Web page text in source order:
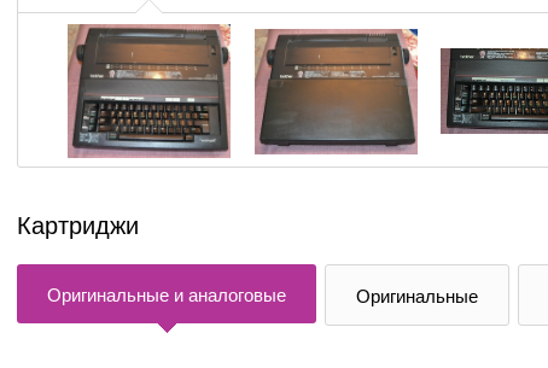
Картриджи
Оригинальные и аналоговые Оригинальные